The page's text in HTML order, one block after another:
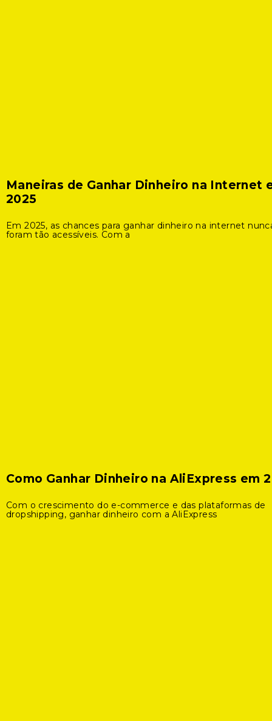
Maneiras de Ganhar Dinheiro na Internet
2025
Em 2025, as chances para ganhar dinheiro na internet
foram tão acessíveis. Com a
Como Ganhar Dinheiro na AliExpress em
Com o crescimento do e-commerce e das plataformas de
dropshipping, ganhar dinheiro com a AliExpress